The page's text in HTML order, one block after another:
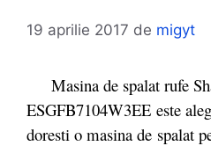
19 aprilie 2017 de migyt
Masina de spalat rufe
ESGFB7104W3EE este
doresti o masina de spalat